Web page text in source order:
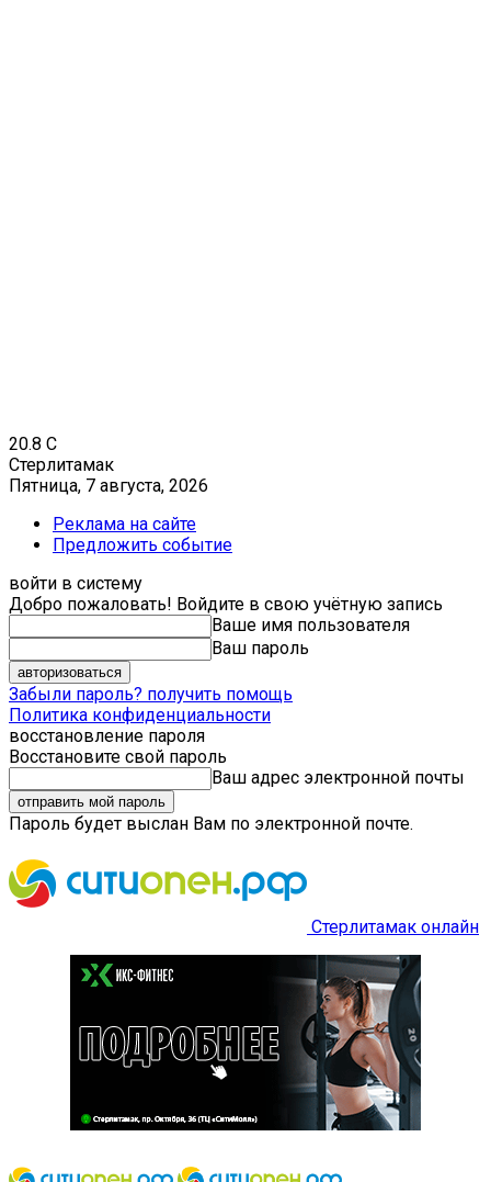
20.8 C
Стерлитамак
Пятница, 7 августа, 2026
Реклама на сайте
Предложить событие
войти в систему
Добро пожаловать! Войдите в свою учётную запись
Ваше имя пользователя
Ваш пароль
Забыли пароль? получить помощь
Политика конфиденциальности
восстановление пароля
Восстановите свой пароль
Ваш адрес электронной почты
Пароль будет выслан Вам по электронной почте.
Стерлитамак онлайн